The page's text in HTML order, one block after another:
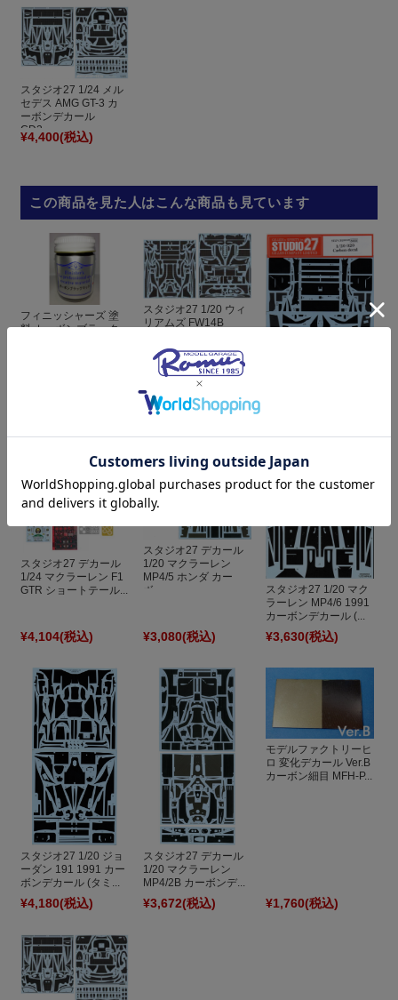
スタジオ27 1/24 メル
セデス AMG GT-3 カ
ーボンデカール
CD2...
¥4,400(税込)
この商品を見た人はこんな商品も見ています
フィニッシャーズ 塗
料 カーボンブラック
¥385(税込)
スタジオ27 1/20 ウィ
リアムズ FW14B
ル (...
¥4,400(税込) ¥3,300(税込)
スタジオ27 デカール
1/24 マクラーレン F1
GTR ショートテール...
¥4,104(税込)
スタジオ27 デカール
1/20 マクラーレン
MP4/5 ホンダ カー
ボ...
¥3,080(税込)
スタジオ27 1/20 マク
ラーレン MP4/6 1991
カーボンデカール (...
¥3,630(税込)
スタジオ27 1/20 ジョ
ーダン 191 1991 カー
ボンデカール (タミ...
¥4,180(税込)
スタジオ27 デカール
1/20 マクラーレン
MP4/2B カーボンデ...
¥3,672(税込)
モデルファクトリーヒ
ロ 変化デカール Ver.B
カーボン細目 MFH-P...
¥1,760(税込)